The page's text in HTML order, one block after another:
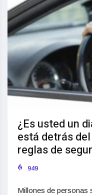
¿Es usted un
está detrás
reglas de
949
Millones de personas